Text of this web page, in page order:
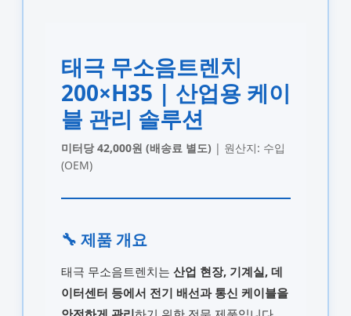
태극 무소음트렌치
200×H35 | 산업용 케이
블 관리 솔루션
미터당 42,000원 (배송료 별도)| 원산지: 수입
(OEM)
🔧 제품 개요
태극 무소음트렌치는 산업 현장, 기계실, 데
이터센터 등에서 전기 배선과 통신 케이블을